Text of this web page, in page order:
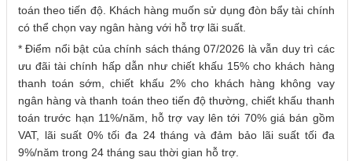
toán theo tiến độ. Khách hàng muốn sử dụng đòn bẩy tài chính
có thể chọn vay ngân hàng với hỗ trợ lãi suất.
* Điểm nổi bật của chính sách tháng 07/2026 là vẫn duy trì các
ưu đãi tài chính hấp dẫn như chiết khấu 15% cho khách hàng
thanh toán sớm, chiết khấu 2% cho khách hàng không vay
ngân hàng và thanh toán theo tiến độ thường, chiết khấu thanh
toán trước hạn 11%/năm, hỗ trợ vay lên tới 70% giá bán gồm
VAT, lãi suất 0% tối đa 24 tháng và đảm bảo lãi suất tối đa
9%/năm trong 24 tháng sau thời gian hỗ trợ.